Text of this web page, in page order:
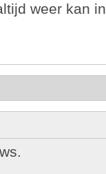
weer kan